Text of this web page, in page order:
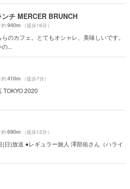
チ MERCER BRUNCH
約940m （徒歩16分）
のカフェ。とてもオシャレ、美味しいです。
...
約410m （徒歩7分）
TOKYO 2020
約690m （徒歩12分）
日)放送 ●レギュラー旅人 澤部佑さん（ハライ